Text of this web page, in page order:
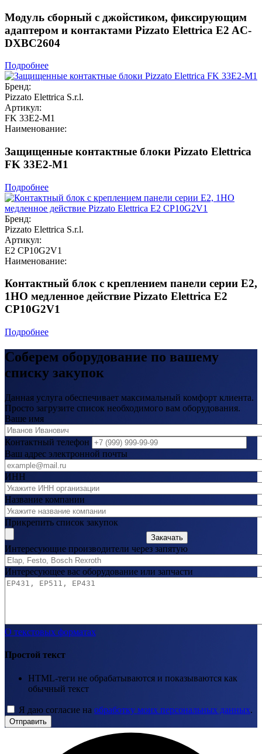
Модуль сборный с джойстиком, фиксирующим
адаптером и контактами Pizzato Elettrica E2 AC-
DXBC2604
Подробнее
Бренд:
Pizzato Elettrica S.r.l.
Артикул:
FK 33E2-M1
Наименование:
Защищенные контактные блоки Pizzato Elettrica
FK 33E2-M1
Подробнее
Бренд:
Pizzato Elettrica S.r.l.
Артикул:
E2 CP10G2V1
Наименование:
Контактный блок с креплением панели серии E2,
1НО медленное действие Pizzato Elettrica E2
CP10G2V1
Подробнее
Соберем оборудование по вашему
списку закупок
Данная услуга обеспечивает максимальный комфорт клиента.
Просто загрузите список необходимого вам оборудования.
Ваше имя
Контактный телефон
Ваш адрес электронной почты
ИНН
Название компании
Прикрепить список закупок
Закачать
Интересующие производители через запятую
Интересующее вас оборудование или запчасти
О текстовых форматах
Простой текст
HTML-теги не обрабатываются и показываются как
обычный текст
Я даю согласие на обработку моих персональных данных.
Отправить